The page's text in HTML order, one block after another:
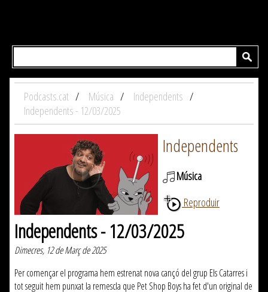
Podcasts.cat Música
Independents
Independents - 12/03/2025
Independents
Música
Reproduir
Independents - 12/03/2025
Dimecres, 12 de Març de 2025
Per començar el programa hem estrenat nova cançó del grup Els Catarres i
tot seguit hem punxat la remescla que Pet Shop Boys ha fet d'un original de